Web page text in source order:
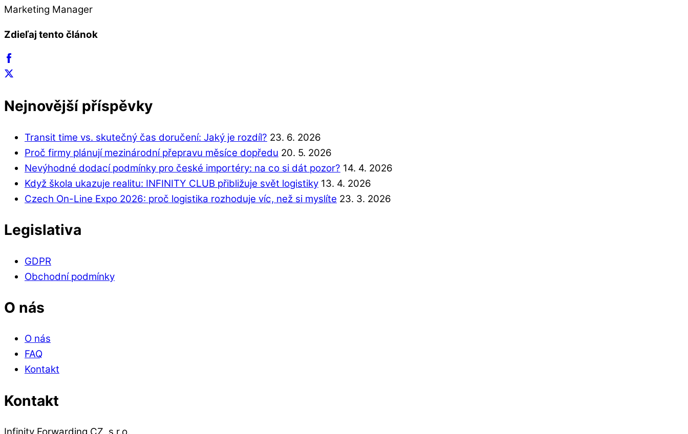
Marketing Manager
Zdieľaj tento článok
Nejnovější příspěvky
Transit time vs. skutečný čas doručení: Jaký je rozdíl? 23. 6. 2026
Proč firmy plánují mezinárodní přepravu měsíce dopředu 20. 5. 2026
Nevýhodné dodací podmínky pro české importéry: na co si dát pozor? 14. 4. 2026
Když škola ukazuje realitu: INFINITY CLUB přibližuje svět logistiky 13. 4. 2026
Czech On-Line Expo 2026: proč logistika rozhoduje víc, než si myslíte 23. 3. 2026
Legislativa
GDPR
Obchodní podmínky
O nás
O nás
FAQ
Kontakt
Kontakt